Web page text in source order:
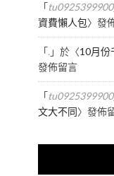
「tu0925399900
資費懶人包〉發
「.」於〈10月份
發佈留言
「tu0925399900
文大不同〉發佈